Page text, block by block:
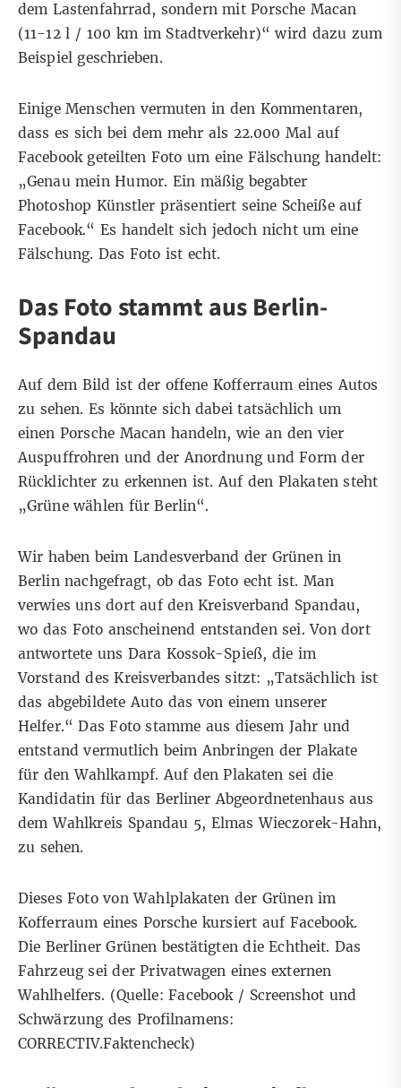
dem Lastenfahrrad, sondern mit Porsche Macan
(11-12 l / 100 km im Stadtverkehr)“ wird dazu zum
Beispiel geschrieben.
Einige Menschen vermuten in den Kommentaren,
dass es sich bei dem mehr als 22.000 Mal auf
Facebook geteilten Foto um eine Fälschung handelt:
„Genau mein Humor. Ein mäßig begabter
Photoshop Künstler präsentiert seine Scheiße auf
Facebook.“ Es handelt sich jedoch nicht um eine
Fälschung. Das Foto ist echt.
Das Foto stammt aus Berlin-
Spandau
Auf dem Bild ist der offene Kofferraum eines Autos
zu sehen. Es könnte sich dabei tatsächlichum
einen Porsche Macan handeln, wie an den vier
Auspuffrohren und der Anordnung und Form der
Rücklichter zu erkennen ist. Auf den Plakaten steht
„Grüne wählen für Berlin“.
Wir haben beim Landesverband der Grünen in
Berlin nachgefragt, ob das Foto echt ist. Man
verwies uns dort auf den Kreisverband Spandau,
wo das Foto anscheinend entstanden sei. Von dort
antwortete uns Dara Kossok-Spieß, die im
Vorstand des Kreisverbandes sitzt: „Tatsächlich ist
das abgebildete Auto das von einem unserer
Helfer.“ Das Foto stamme aus diesem Jahr und
entstand vermutlich beim Anbringen der Plakate
für den Wahlkampf. Auf den Plakaten sei die
Kandidatin für das Berliner Abgeordnetenhaus aus
dem Wahlkreis Spandau 5, Elmas Wieczorek-Hahn,
zu sehen.
Dieses Foto von Wahlplakaten der Grünen im
Kofferraum eines Porsche kursiert auf Facebook.
Die Berliner Grünen bestätigten die Echtheit. Das
Fahrzeug sei der Privatwagen eines externen
Wahlhelfers. (Quelle: Facebook / Screenshot und
Schwärzung des Profilnamens:
CORRECTIV.Faktencheck)